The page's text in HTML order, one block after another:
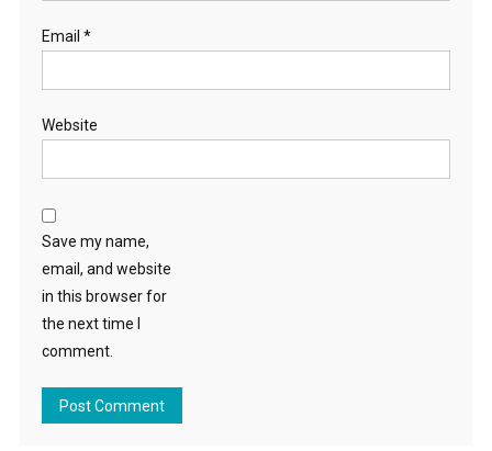
Email *
Website
Save my name,
email, and website
in this browser for
the next time I
comment.